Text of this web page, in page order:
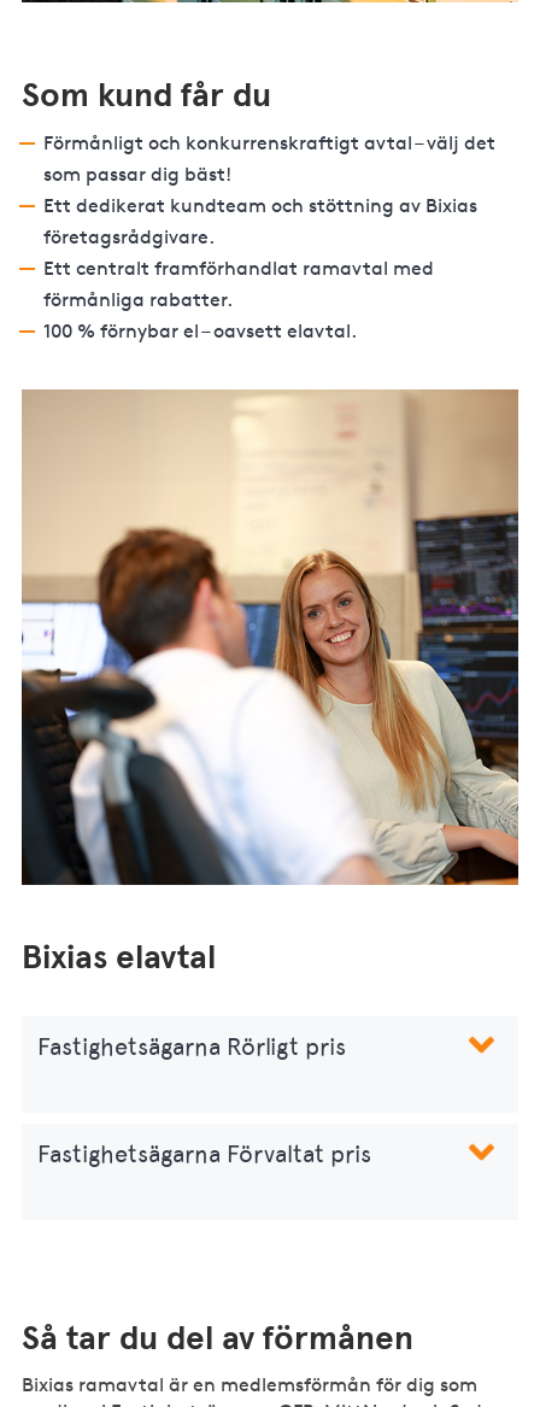
Som kund får du
Förmånligt och konkurrenskraftigt avtal – välj det
som passar dig bäst!
Ett dedikerat kundteam och stöttning av Bixias
företagsrådgivare.
Ett centralt framförhandlat ramavtal med
förmånliga rabatter.
100 % förnybar el – oavsett elavtal.
Bixias elavtal
Fastighetsägarna Rörligt pris
Fastighetsägarna Förvaltat pris
Så tar du del av förmånen
Bixias ramavtal är en medlemsförmån för dig som